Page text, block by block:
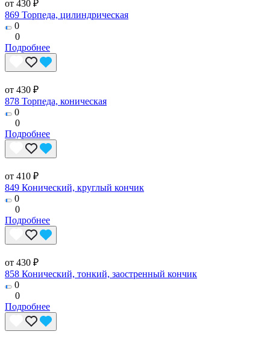
от 430 ₽
869 Торпеда, цилиндрическая
0
0
Подробнее
от 430 ₽
878 Торпеда, коническая
0
0
Подробнее
от 410 ₽
849 Конический, круглый кончик
0
0
Подробнее
от 430 ₽
858 Конический, тонкий, заостренный кончик
0
0
Подробнее